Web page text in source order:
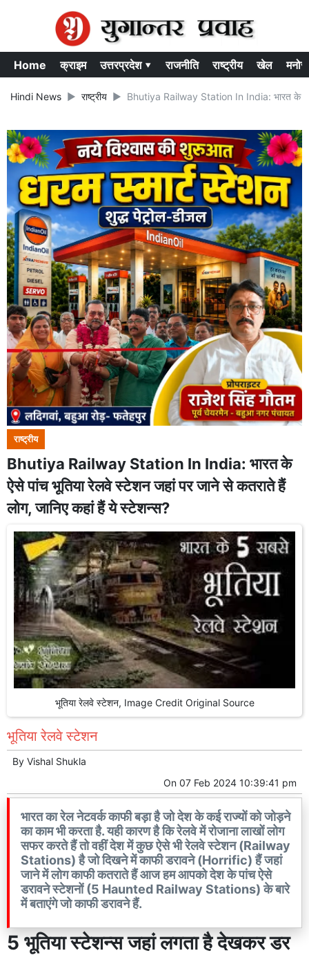
Home क्राइम उत्तरप्रदेश ▾ राजनीति राष्ट्रीय खेल
Hindi News राष्ट्रीय Bhutiya Railway Station In India: भारत के
राष्ट्रीय
Bhutiya Railway Station In India: भारत के
ऐसे पांच भूतिया रेलवे स्टेशन जहां पर जाने से कतराते हैं
लोग, जानिए कहां हैं ये स्टेशन्स?
भूतिया रेलवे स्टेशन, Image Credit Original Source
भूतिया रेलवे स्टेशन
By Vishal Shukla
On 07 Feb 2024 10:39:41 pm
भारत का रेल नेटवर्क काफी बड़ा है जो देश के कई राज्यों को जोड़ने
का काम भी करता है. यही कारण है कि रेलवे में रोजाना लाखों लोग
सफर करते हैं तो वहीं देश में कुछ ऐसे भी रेलवे स्टेशन (Railway
Stations) है जो दिखने में काफी डरावने (Horrific) हैं जहां
जाने में लोग काफी कतराते हैं आज हम आपको देश के पांच ऐसे
डरावने स्टेशनों (5 Haunted Railway Stations) के बारे
में बताएंगे जो काफी डरावने हैं.
5 भूतिया स्टेशन्स जहां लगता है देखकर डर